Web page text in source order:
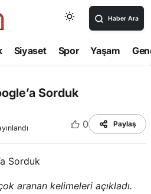
Haber Ara
Siyaset Spor Yaşam
Sorduk
0 Paylaş
Sorduk
aranan kelimeleri açıkladı.